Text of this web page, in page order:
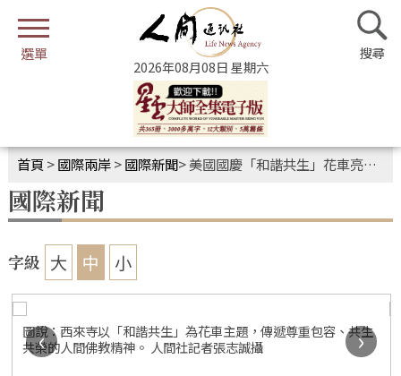
2026年08月08日 星期六
首頁 >國際兩岸>國際新聞>美國國慶「和諧共生」花車亮相 多元族裔共歡喜
國際新聞
字級 大 中 小
圖說：西來寺以「和諧共生」為花車主題，傳遞尊重包容、共生
共榮的人間佛教精神。 人間社記者張志誠攝
‹ ›